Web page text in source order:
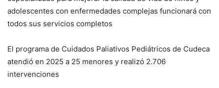
adolescentes con enfermedades complejas funcionará con
todos sus servicios completos
El programa de Cuidados Paliativos Pediátricos de Cudeca
atendió en 2025 a 25 menores y realizó 2.706
intervenciones